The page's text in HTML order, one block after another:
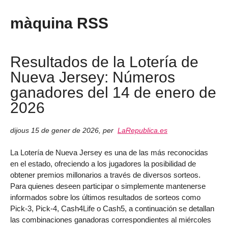
màquina RSS
Resultados de la Lotería de
Nueva Jersey: Números
ganadores del 14 de enero de
2026
dijous 15 de gener de 2026 per LaRepublica.es
La Lotería de Nueva Jersey es una de las más reconocidas
en el estado, ofreciendo a los jugadores la posibilidad de
obtener premios millonarios a través de diversos sorteos.
Para quienes deseen participar o simplemente mantenerse
informados sobre los últimos resultados de sorteos como
Pick-3, Pick-4, Cash4Life o Cash5, a continuación se detallan
las combinaciones ganadoras correspondientes al miércoles